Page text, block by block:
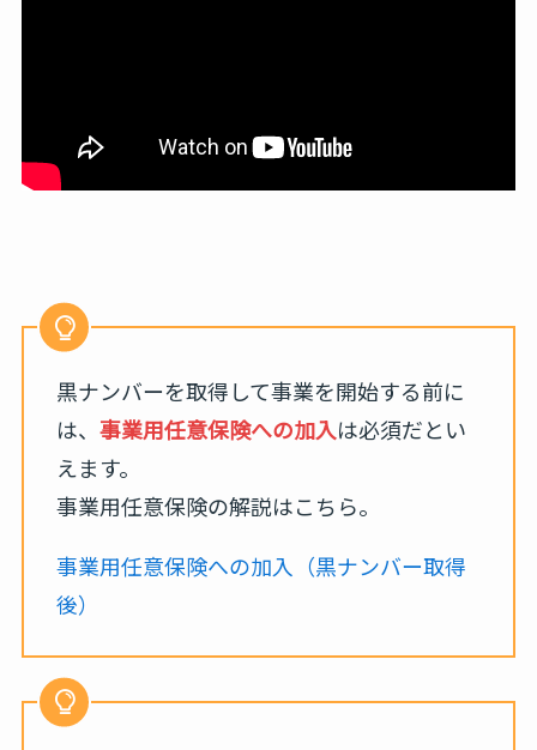
黒ナンバーを取得して事業を開始する前に
は、 事業用任意保険への加入は必須だとい
えます。
事業用任意保険の解説はこちら。
事業用任意保険への加入（黒ナンバー取得
後）